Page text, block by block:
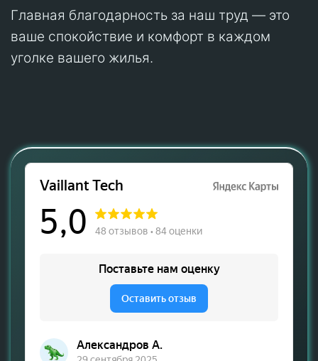
Главная благодарность за наш труд — это
ваше спокойствие и комфорт в каждом
уголке вашего жилья.